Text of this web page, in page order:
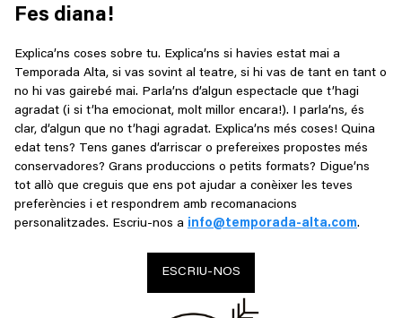
Fes diana!
Explica’ns coses sobre tu. Explica’ns si havies estat mai a
Temporada Alta, si vas sovint al teatre, si hi vas de tant en tant o
no hi vas gairebé mai. Parla’ns d’algun espectacle que t’hagi
agradat (i si t’ha emocionat, molt millor encara!). I parla’ns, és
clar, d’algun que no t’hagi agradat. Explica’ns més coses! Quina
edat tens? Tens ganes d’arriscar o prefereixes propostes més
conservadores? Grans produccions o petits formats? Digue’ns
tot allò que creguis que ens pot ajudar a conèixer les teves
preferències i et respondrem amb recomanacions
personalitzades. Escriu-nos a info@temporada-alta.com.
ESCRIU-NOS